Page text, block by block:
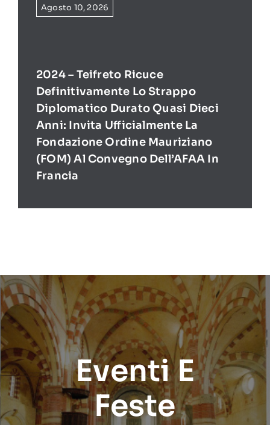
Agosto 10, 2026
2024 – Teifreto Ricuce
Definitivamente Lo Strappo
Diplomatico Durato Quasi Dieci
Anni: Invita Ufficialmente La
Fondazione Ordine Mauriziano
(FOM) Al Convegno Dell’AFAA In
Francia
Eventi E
Feste